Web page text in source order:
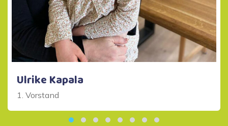
Ulrike Kapala
1. Vorstand